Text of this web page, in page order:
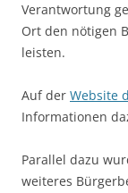
Verantwortung
Ort den nötigen
leisten.
Auf der Website
Informationen
Parallel dazu
weiteres